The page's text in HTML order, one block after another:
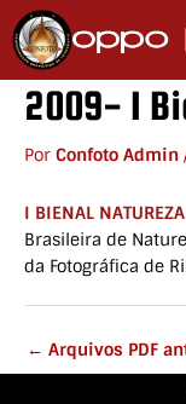
para
conteúdo
2009- I
Por Confoto Admin
I BIENAL NATUREZA
Brasileira de
da Fotográfica de
← Arquivos PDF